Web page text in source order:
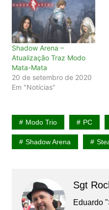
Shadow Arena –
Atualização Traz Modo
Mata-Mata
20 de setembro de 2020
Em "Notícias"
Modo Trio PC
Shadow Arena
Sgt
Eduardo